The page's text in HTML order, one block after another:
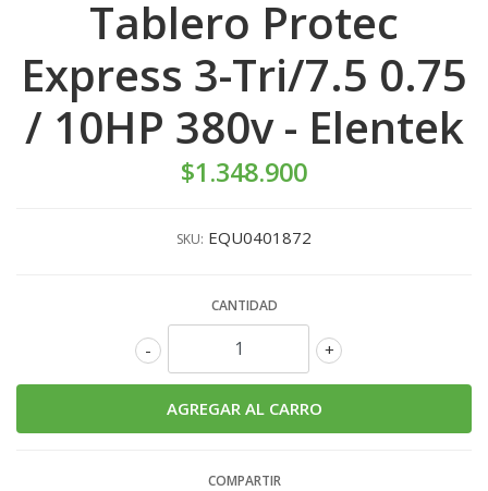
Tablero Protec
Express 3-Tri/7.5 0.75
/ 10HP 380v - Elentek
$1.348.900
SKU: EQU0401872
CANTIDAD
+
-
COMPARTIR